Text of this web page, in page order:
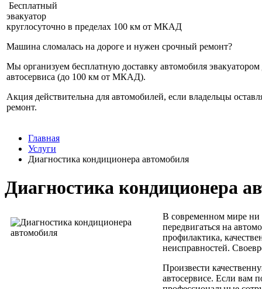
Бесплатный
эвакуатор
круглосуточно в пределах 100 км от МКАД
Машина сломалась на дороге и нужен срочный ремонт?
Мы организуем бесплатную доставку автомобиля
автосервиса (до 100 км от МКАД).
Акция действительна для автомобилей, если владельцы
ремонт.
Главная
Услуги
Диагностика кондиционера автомобиля
Диагностика кондиционера
В современном мире ни
передвигаться на
профилактика,
неисправностей.
Произвести
автосервисе. Если вам